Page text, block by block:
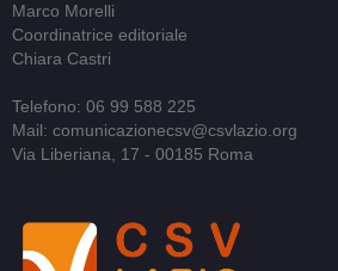
Marco Morelli
Coordinatrice editoriale
Chiara Castri
Telefono: 06 99 588 225
Mail: comunicazionecsv@csvlazio.org
Via Liberiana, 17 - 00185 Roma